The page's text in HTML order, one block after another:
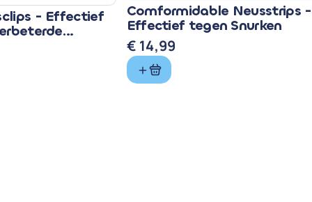
- Effectief Comformidable Neusstrips -
Effectief tegen Snurken
€ 14,99